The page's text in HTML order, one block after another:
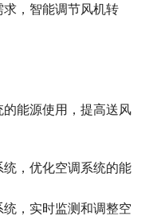
求，智能调节风机转
能源使用，提高送风
统，优化空调系统的能
统，实时监测和调整空